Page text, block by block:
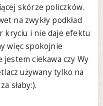
skórze policzków.
na zwykły podkład
kryciu i nie daje efektu
więc spokojnie
jestem ciekawa czy Wy
używany tylko na
słaby:).